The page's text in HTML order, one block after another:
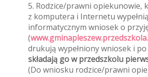
5. Rodzice/prawni opiekunowie,
z komputera i Internetu
informatycznym wniosek o
(
drukują wypełniony wniosek i
składają go w przedszkolu
(Do wniosku rodzice/prawni